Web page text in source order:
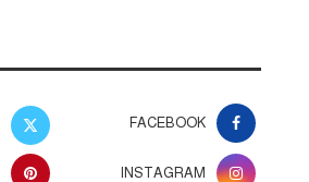
طرق طبيعية لتكثيف الرموش
والحصول على نظرة أكثر جاذبية
06/08/2026
FACEBOOK
INSTAGRAM